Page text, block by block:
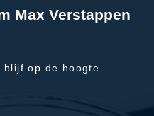
Max Verstappen
blijf op de hoogte.